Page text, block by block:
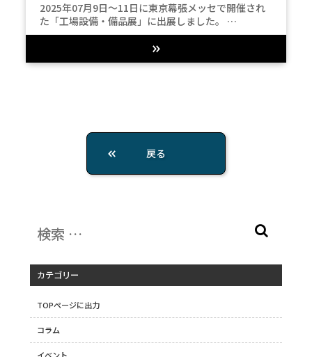
2025年07月9日～11日に東京幕張メッセで開催され
た「工場設備・備品展」に出展しました。 …
戻る
カテゴリー
TOPページに出力
コラム